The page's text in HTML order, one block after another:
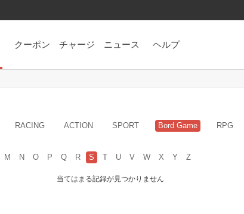
クーポン チャージ ニュース ヘルプ
RACING ACTION SPORT Bord Game RPG
M N O P Q R S T U V W X Y Z
当てはまる記録が見つかりません